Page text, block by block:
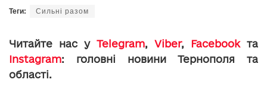
Теги: Сильні разом
Читайте нас у Telegram, Viber, Facebookта
Instagram: головні новини Тернополя та
області.